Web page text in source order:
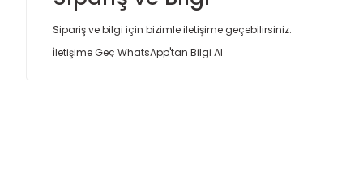
Sipariş ve bilgi için bizimle iletişime geçebilirsiniz.
İletişime Geç WhatsApp'tan Bilgi Al